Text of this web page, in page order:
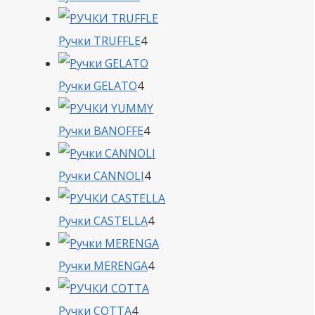
товара
Ручки TRUFFLE44
товара
Ручки GELATO44
товара
Ручки BANOFFE44
товара
Ручки CANNOLI44
товара
Ручки CASTELLA44
товара
Ручки MERENGA44
Ручки COTTA44